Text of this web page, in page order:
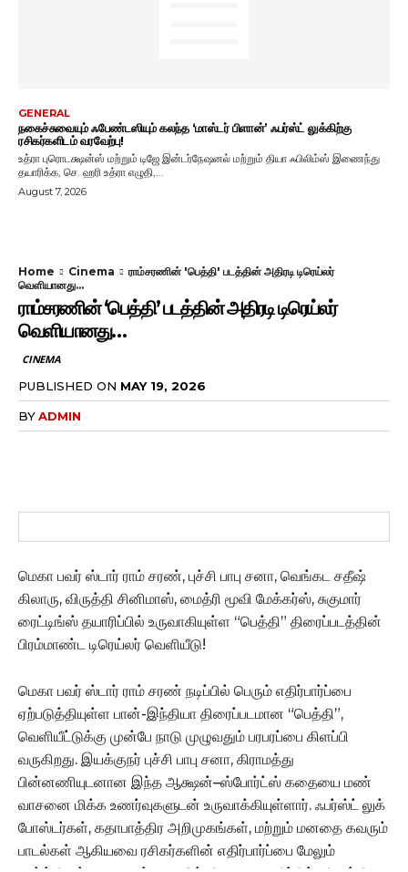
GENERAL
நகைச்சுவையும் ஃபேண்டஸியும் கலந்த ‘மாஸ்டர் பிளான்’ ஃபர்ஸ்ட் லுக்கிற்கு
ரசிகர்களிடம் வரவேற்பு!
உத்ரா புரொடக்ஷன்ஸ் மற்றும் டிஜே இன்டர்நேஷனல் மற்றும் தியா ஃபிலிம்ஸ் இணைந்து
தயாரிக்க, செ. ஹரி உத்ரா எழுதி,...
August 7, 2026